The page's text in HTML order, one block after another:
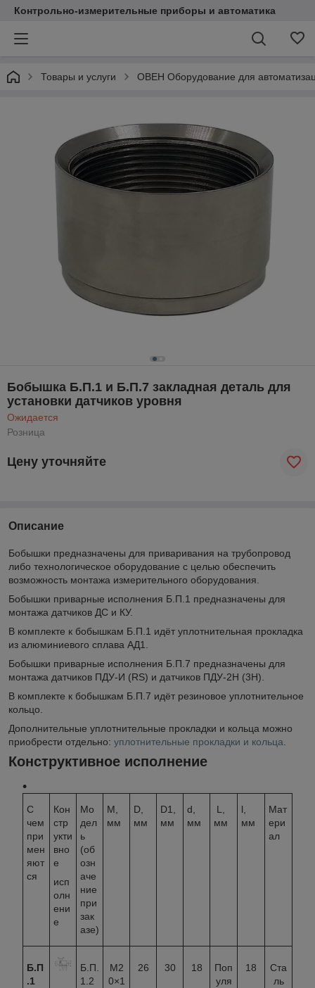
Контрольно-измерительные приборы и автоматика
Товары и услуги ОВЕН Оборудование для
Бобышка Б.П.1 и Б.П.7 закладная деталь для
установки датчиков уровня
Ожидается
Розница
Цену уточняйте
Описание
Бобышки предназначены для приваривания на трубопровод
либо технологическое оборудование с целью обеспечить
возможность монтажа измерительного оборудования.
Бобышки приварные исполнения Б.П.1 предназначены для
монтажа датчиков ДС и КУ.
В комплекте к бобышкам Б.П.1 идёт уплотнительная прокладка
из алюминиевого сплава АД1.
Бобышки приварные исполнения Б.П.7 предназначены для
монтажа датчиков ПДУ-И (RS) и датчиков ПДУ-2Н (3Н).
В комплекте к бобышкам Б.П.7 идёт резиновое уплотнительное
кольцо.
Дополнительные уплотнительные прокладки и кольца можно
приобрести отдельно: уплотнительные прокладки и кольца
Конструктивное исполнение
С
чем
при
мен
яют
ся
Кон
стр
укти
вно
е
исп
олн
ени
е
Мо
дел
ь
(об
озн
аче
ние
при
зак
азе)
M,
мм
D,
мм
D1,
мм
d,
мм
L,
мм
l,
мм
Мат
ери
ал
Б.П
.1
Б.П.
1.2
М2
0×1
26 30 18
Поп
уля
18
Ста
ль